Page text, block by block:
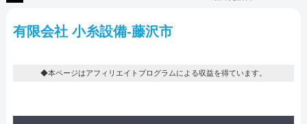
有限会社 小糸設備-藤沢市
◆本ページはアフィリエイトプログラムによる収益を得ています。